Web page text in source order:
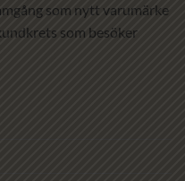
som nytt varumärke
som besöker